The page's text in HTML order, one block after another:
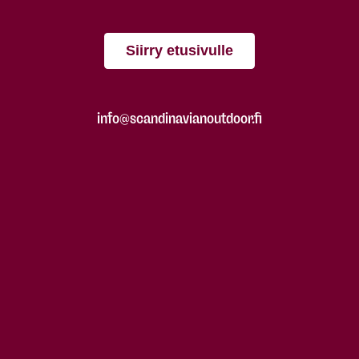
Siirry etusivulle
info@scandinavianoutdoor.fi